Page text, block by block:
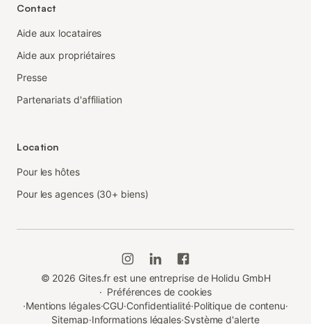
Contact
Aide aux locataires
Aide aux propriétaires
Presse
Partenariats d'affiliation
Location
Pour les hôtes
Pour les agences (30+ biens)
© 2026 Gites.fr est une entreprise de Holidu GmbH
· Préférences de cookies
·Mentions légales·CGU·Confidentialité·Politique de contenu·
Sitemap·Informations légales·Système d'alerte